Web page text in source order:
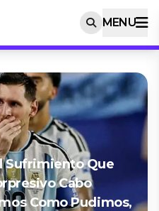
MENU
Sufrimiento Que
Cabo
Como Pudimos,